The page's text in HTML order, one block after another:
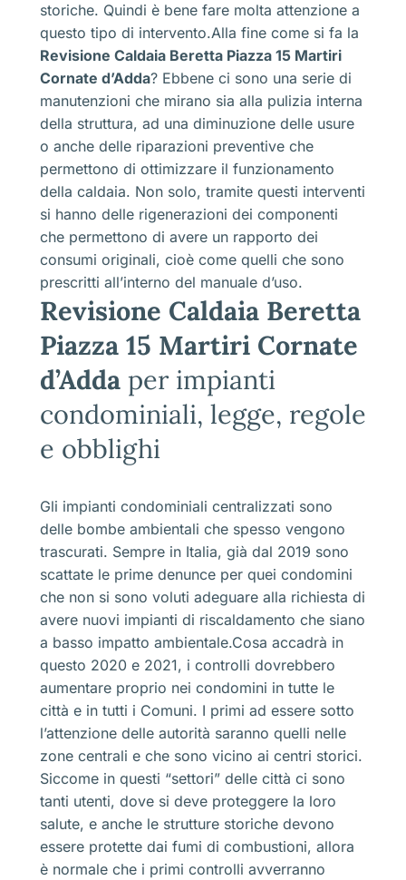
storiche. Quindi è bene fare molta attenzione a
questo tipo di intervento.Alla fine come si fa la
Revisione Caldaia Beretta Piazza 15 Martiri
Cornate d’Adda? Ebbene ci sono una serie di
manutenzioni che mirano sia alla pulizia interna
della struttura, ad una diminuzione delle usure
o anche delle riparazioni preventive che
permettono di ottimizzare il funzionamento
della caldaia. Non solo, tramite questi interventi
si hanno delle rigenerazioni dei componenti
che permettono di avere un rapporto dei
consumi originali, cioè come quelli che sono
prescritti all’interno del manuale d’uso.
Revisione Caldaia Beretta
Piazza 15 Martiri Cornate
d’Adda per impianti
condominiali, legge, regole
e obblighi
Gli impianti condominiali centralizzati sono
delle bombe ambientali che spesso vengono
trascurati. Sempre in Italia, già dal 2019 sono
scattate le prime denunce per quei condomini
che non si sono voluti adeguare alla richiesta di
avere nuovi impianti di riscaldamento che siano
a basso impatto ambientale.Cosa accadrà in
questo 2020 e 2021, i controlli dovrebbero
aumentare proprio nei condomini in tutte le
città e in tutti i Comuni. I primi ad essere sotto
l’attenzione delle autorità saranno quelli nelle
zone centrali e che sono vicino ai centri storici.
Siccome in questi “settori” delle città ci sono
tanti utenti, dove si deve proteggere la loro
salute, e anche le strutture storiche devono
essere protette dai fumi di combustioni, allora
è normale che i primi controlli avverranno